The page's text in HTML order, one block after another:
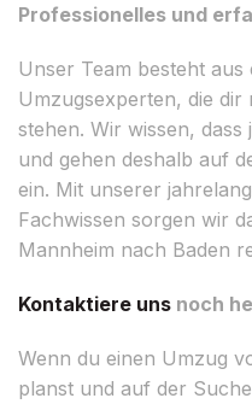
Professionelles und
Unser Team besteht
Umzugsexperten, die dir
stehen. Wir wissen,
und gehen deshalb auf
ein. Mit unserer
Fachwissen sorgen wir
Mannheim nach Baden
Kontaktiere uns noch
Wenn du einen Umzug
planst und auf der